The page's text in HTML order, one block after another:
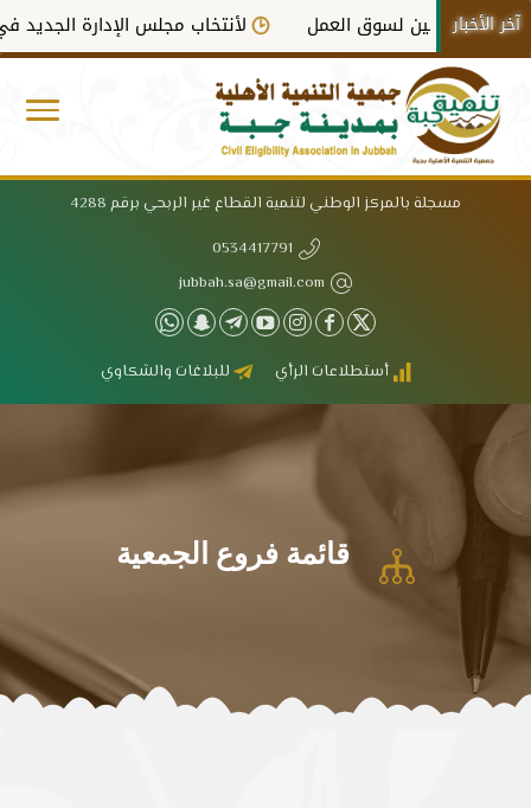
آخر الأخبارلسوق العمل لأنتخاب مجلس الإدارة الجديد في دورته
مسجلة بالمركز الوطني لتنمية القطاع غير الربحي برقم 4288
0534417791
jubbah.sa@gmail.com
أستطلاعات الرأي للبلاغات والشكاوي
 قائمة فروع الجمعية